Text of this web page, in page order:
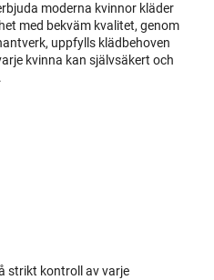
moderna kvinnor kläder
med bekväm kvalitet, genom
uppfylls klädbehoven
kvinna kan självsäkert och
strikt kontroll av varje